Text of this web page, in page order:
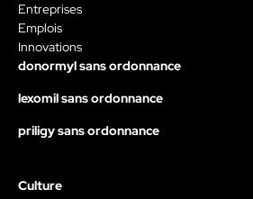
Entreprises
Emplois
Innovations
donormyl sans ordonnance
lexomil sans ordonnance
priligy sans ordonnance
Culture